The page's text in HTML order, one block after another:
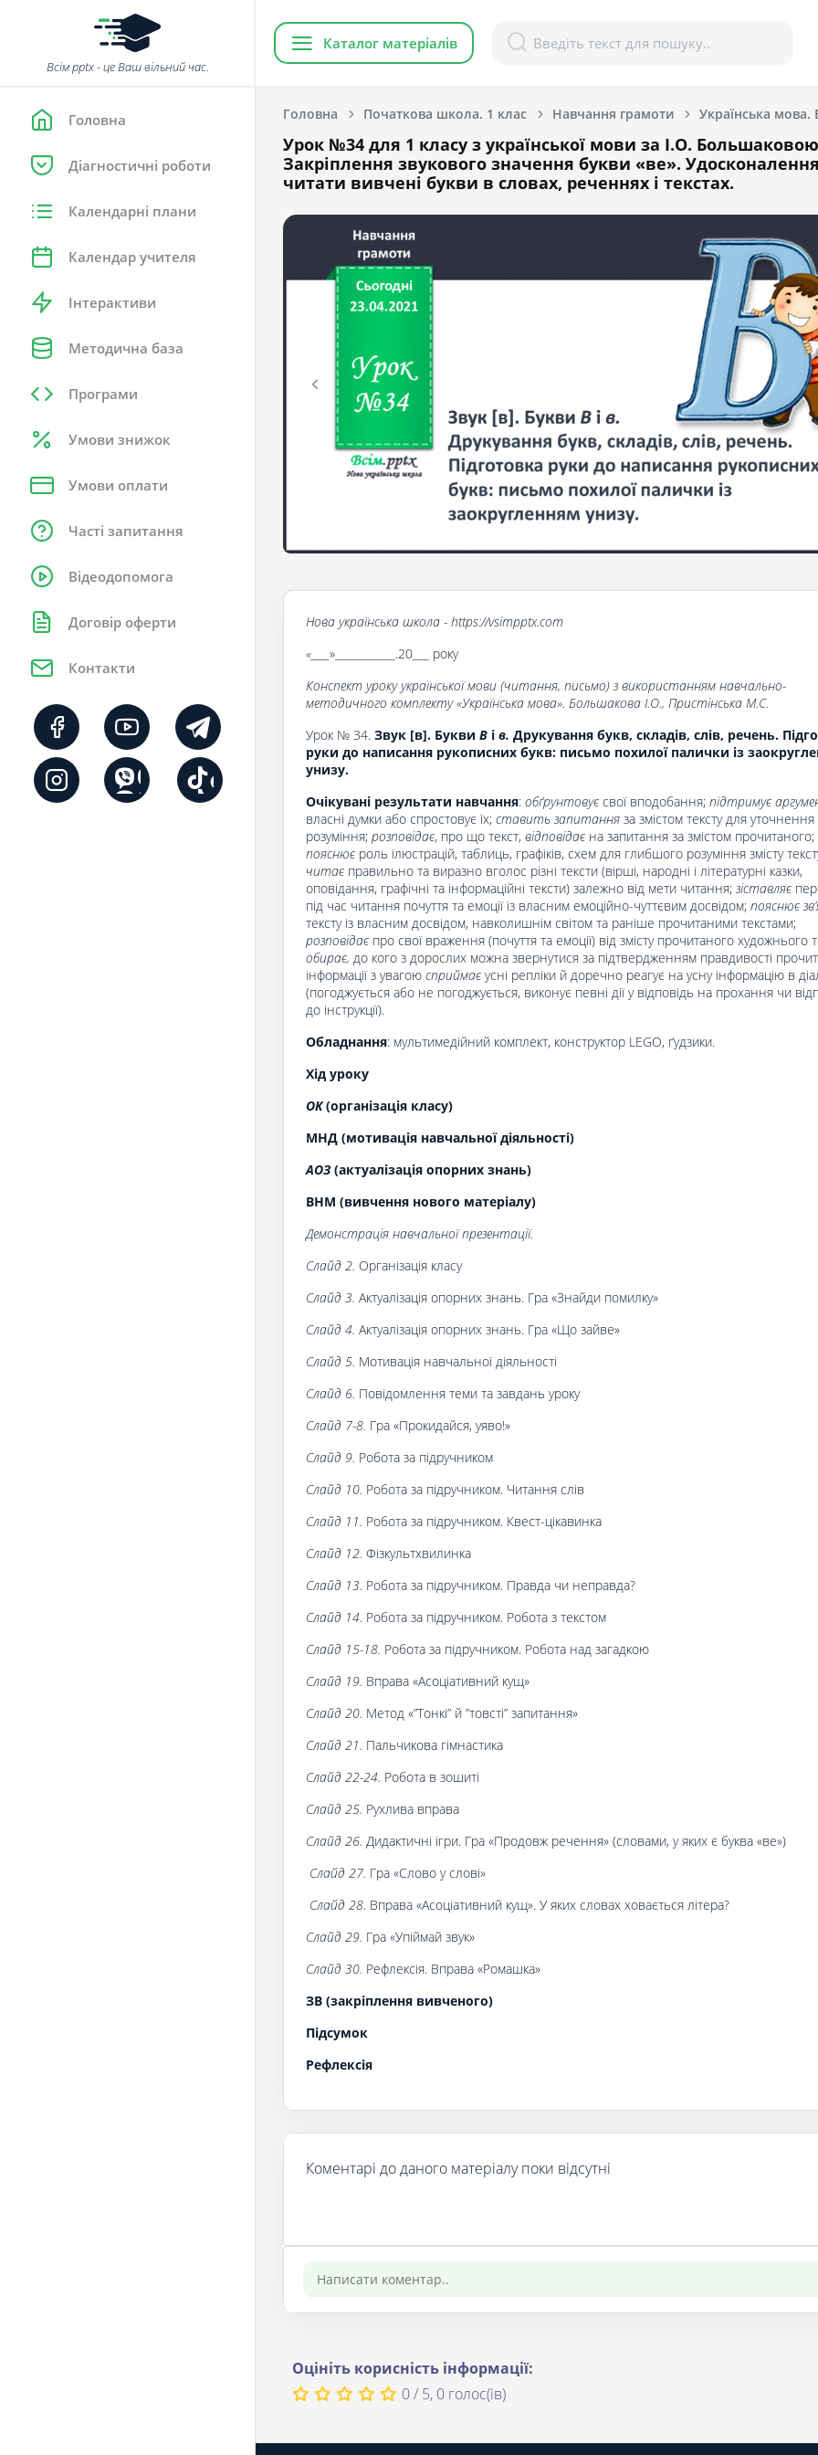
Всім pptx - це Ваш вільний час.
Головна
Діагностичні роботи
Календарні плани
Календар учителя
Інтерактиви
Методична база
Програми
Умови знижок
Умови оплати
Часті запитання
Відеодопомога
Договір оферти
Контакти
Каталог матеріалів
Головна Початкова школа. 1 клас Навчання грамоти
Урок №34 для 1 класу з української мови за І.О.
Закріплення звукового значення букви «ве».
читати вивчені букви в словах, реченнях і текстах.
Нова українська школа - https://vsimpptx.com
«____ »___________.20___ року
Конспект уроку української мови (читання, письмо) з використанням навчально-
методичного комплекту «Українська мова». Большакова І.О., Пристінська М.С.
Урок № 34. Звук [в]. Букви В і в. Друкування букв, складів, слів, речень.
руки до написання рукописних букв: письмо похилої палички із
унизу.
Очікувані результати навчання: обґрунтовує свої вподобання; підтримує
власні думки або спростовує їх; ставить запитання за змістом тексту для
розуміння; розповідає, про що текст, відповідає на запитання за змістом прочитаного;
пояснює роль ілюстрацій, таблиць, графіків, схем для глибшого розуміння змісту
читає правильно та виразно вголос різні тексти (вірші, народні і літературні казки,
оповідання, графічні та інформаційні тексти) залежно від мети читання; зіставляє
під час читання почуття та емоції із власним емоційно-чуттєвим досвідом; пояснює
тексту із власним досвідом, навколишнім світом та раніше прочитаними текстами;
розповідає про свої враження (почуття та емоції) від змісту прочитаного художнього
обирає, до кого з дорослих можна звернутися за підтвердженням правдивості
інформації з увагою сприймає усні репліки й доречно реагує на усну інформацію в
(погоджується або не погоджується, виконує певні дії у відповідь на прохання чи
до інструкції).
Обладнання: мультимедійний комплект, конструктор LEGO, ґудзики.
Хід уроку
ОК(організація класу)
МНД (мотивація навчальної діяльності)
АОЗ(актуалізація опорних знань)
ВНМ (вивчення нового матеріалу)
Демонстрація навчальної презентації.
Слайд 2. Організація класу
Слайд 3. Актуалізація опорних знань. Гра «Знайди помилку»
Слайд 4. Актуалізація опорних знань. Гра «Що зайве»
Слайд 5. Мотивація навчальної діяльності
Слайд 6. Повідомлення теми та завдань уроку
Слайд 7-8. Гра «Прокидайся, уяво!»
Слайд 9. Робота за підручником
Слайд 10. Робота за підручником. Читання слів
Слайд 11. Робота за підручником. Квест-цікавинка
Слайд 12. Фізкультхвилинка
Слайд 13. Робота за підручником. Правда чи неправда?
Слайд 14. Робота за підручником. Робота з текстом
Слайд 15-18. Робота за підручником. Робота над загадкою
Слайд 19. Вправа «Асоціативний кущ»
Слайд 20. Метод «”Тонкі” й ”товсті” запитання»
Слайд 21. Пальчикова гімнастика
Слайд 22-24. Робота в зошиті
Слайд 25. Рухлива вправа
Слайд 26. Дидактичні ігри. Гра «Продовж речення» (словами, у яких є буква «ве»)
Слайд 27. Гра «Слово у слові»
Слайд 28. Вправа «Асоціативний кущ». У яких словах ховається літера?
Слайд 29. Гра «Упіймай звук»
Слайд 30. Рефлексія. Вправа «Ромашка»
ЗВ (закріплення вивченого)
Підсумок
Рефлексія
Коментарі до даного матеріалу поки відсутні
Оцініть корисність інформації:
0 / 5, 0 голос(ів)